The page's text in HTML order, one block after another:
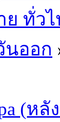
ย ทั่ว
นออก
(ห